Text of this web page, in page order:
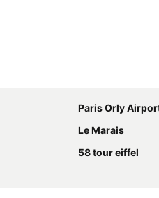
Paris Orly
Le Marais
58 tour eiffel